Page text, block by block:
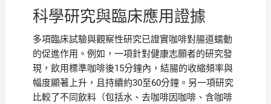
科學研究與臨床應用證據
多項臨床試驗與觀察性研究已證實咖啡對腸道蠕動
的促進作用。例如，一項針對健康志願者的研究發
現，飲用標準咖啡後15分鐘內，結腸的收縮頻率與
幅度顯著上升，且持續約30至60分鐘。另一項研究
比較了不同飲料（包括水、去咖啡因咖啡、含咖啡